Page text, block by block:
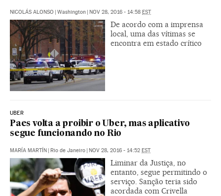
NICOLÁS ALONSO | Washington | NOV 28, 2016 - 14:58 EST
De acordo com a imprensa
local, uma das vítimas se
encontra em estado crítico
UBER
Paes volta a proibir o Uber, mas aplicativo
segue funcionando no Rio
MARÍA MARTÍN | Rio de Janeiro | NOV 28, 2016 - 14:52 EST
Liminar da Justiça, no
entanto, segue permitindo o
serviço. Sanção teria sido
acordada com Crivella